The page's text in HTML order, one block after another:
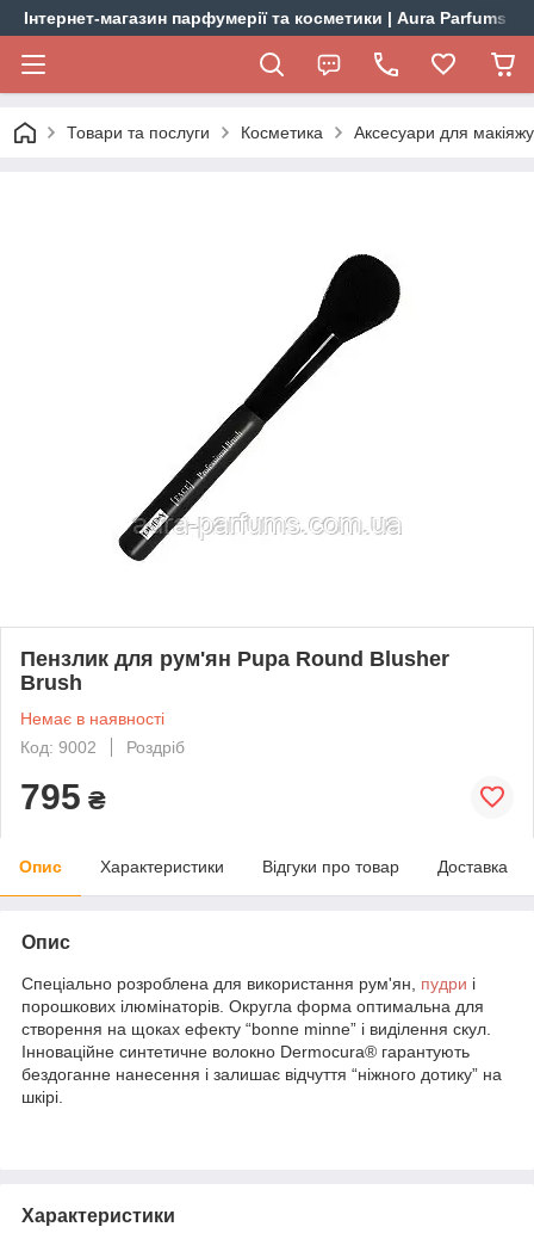
Інтернет-магазин парфумерії та косметики | Aura Parfums
Товари та послуги Косметика Аксесуари для макіяжу
Пензлик для рум'ян Pupa Round Blusher
Brush
Немає в наявності
Код: 9002
Роздріб
795 ₴
Опис Характеристики Відгуки про товар Доставка
Опис
Спеціально розроблена для використання рум'ян, пудри і
порошкових ілюмінаторів. Округла форма оптимальна для
створення на щоках ефекту “bonne minne” і виділення скул.
Інноваційне синтетичне волокно Dermocura® гарантують
бездоганне нанесення і залишає відчуття “ніжного дотику” на
шкірі.
Характеристики